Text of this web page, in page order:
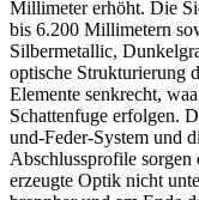
Millimeter erhöht. Die
bis 6.200 Millimetern
Silbermetallic,
optische Strukturierung
Elemente senkrecht,
Schattenfuge erfolgen.
und-Feder-System und
Abschlussprofile sorgen
erzeugte Optik nicht